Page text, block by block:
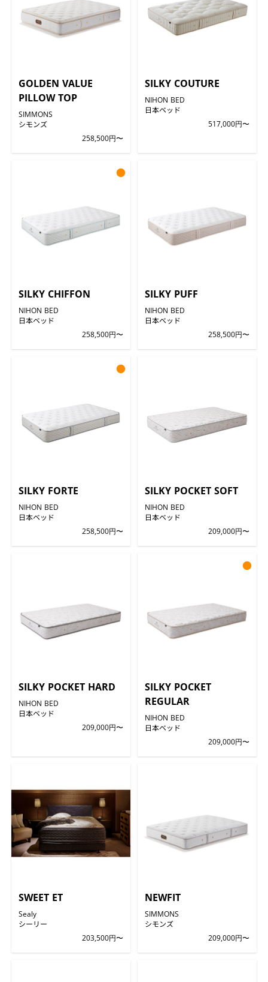
GOLDEN VALUE
PILLOW TOP
SIMMONS
シモンズ
258,500円〜
SILKY COUTURE
NIHON BED
日本ベッド
517,000円〜
SILKY CHIFFON
NIHON BED
日本ベッド
258,500円〜
●
SILKY PUFF
NIHON BED
日本ベッド
258,500円〜
SILKY FORTE
NIHON BED
日本ベッド
258,500円〜
●
SILKY POCKET SOFT
NIHON BED
日本ベッド
209,000円〜
SILKY POCKET HARD
NIHON BED
日本ベッド
209,000円〜
SILKY POCKET
REGULAR
NIHON BED
日本ベッド
209,000円〜
●
SWEET ET
Sealy
シーリー
203,500円〜
NEWFIT
SIMMONS
シモンズ
209,000円〜